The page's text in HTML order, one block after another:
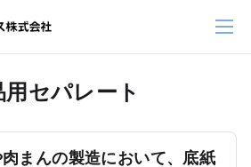
用セパレート
まんの製造において、底紙